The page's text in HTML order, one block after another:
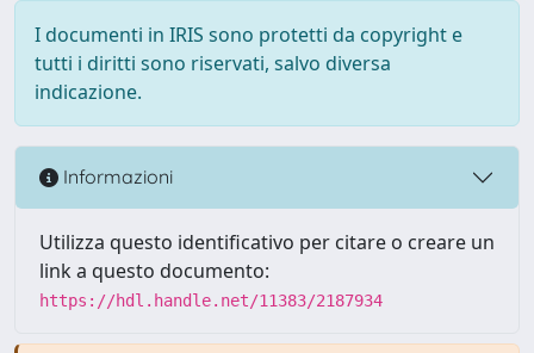
I documenti in IRIS sono protetti da copyright e
tutti i diritti sono riservati, salvo diversa
indicazione.
Informazioni
Utilizza questo identificativo per citare o creare un
link a questo documento:
https://hdl.handle.net/11383/2187934